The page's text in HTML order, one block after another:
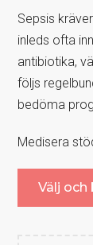
Sepsis
inleds ofta
antibiotika,
följs
bedöma
Medisera
Välj